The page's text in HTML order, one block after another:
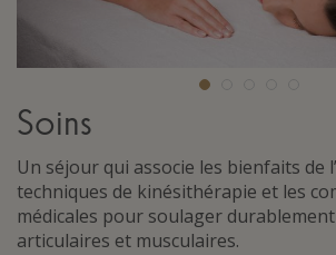
Soins
Un séjour qui associe les bienfaits de
techniques de kinésithérapie et les
médicales pour soulager
articulaires et musculaires.